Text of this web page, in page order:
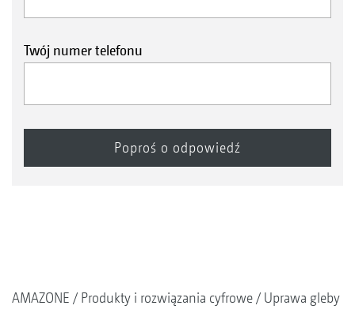
Twój numer telefonu
AMAZONE Produkty i rozwiązania cyfrowe
Uprawa gleby